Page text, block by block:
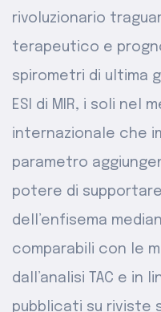
rivoluzionario
terapeutico e
spirometri di ultima
ESI di MIR, i soli nel
internazionale che
parametro
potere di
dell’enfisema
comparabili con le
dall’analisi TAC e in
pubblicati su riviste